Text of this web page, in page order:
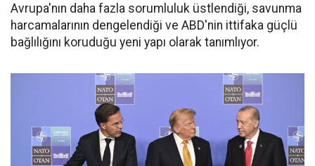
Avrupa'nın daha fazla sorumluluk üstlendiği, savunma
harcamalarının dengelendiği ve ABD'nin ittifaka güçlü
bağlılığını koruduğu yeni yapı olarak tanımlıyor.